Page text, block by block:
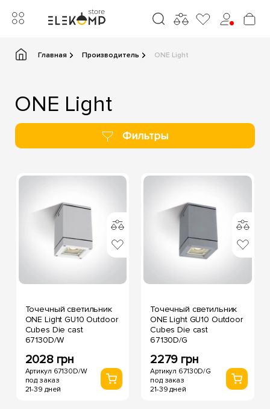
Главная Производитель ONE Light
ONE Light
Фильтры
Точечный светильник
ONE Light GU10 Outdoor
Cubes Die cast
67130D/W
2028 грн
Артикул 67130D/W
под заказ
21-39 дней
Точечный светильник
ONE Light GU10 Outdoor
Cubes Die cast
67130D/G
2279 грн
Артикул 67130D/G
под заказ
21-39 дней